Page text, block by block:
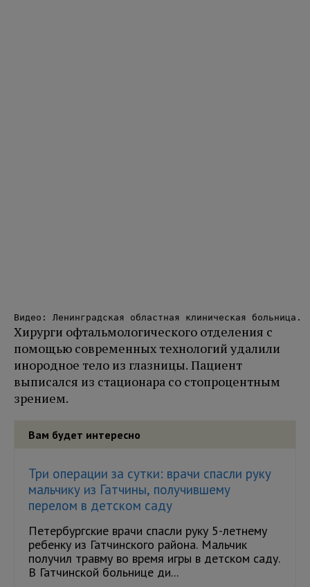
Видео: Ленинградская областная клиническая больница.
Хирурги офтальмологического отделения с
помощью современных технологий удалили
инородное тело из глазницы. Пациент
выписался из стационара со стопроцентным
зрением.
Вам будет интересно
Три операции за сутки: врачи спасли руку
мальчику из Гатчины, получившему
перелом в детском саду
Петербургские врачи спасли руку 5-летнему
ребенку из Гатчинского района. Мальчик
получил травму во время игры в детском саду.
В Гатчинской больнице ди...